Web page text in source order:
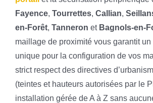
Fayence, Tourrettes, Callian,
en-Forêt, Tanneron et Bagnols-en-
maillage de proximité vous garantit
unique pour la configuration de vos
strict respect des directives
(teintes et hauteurs autorisées par le
installation gérée de A à Z sans